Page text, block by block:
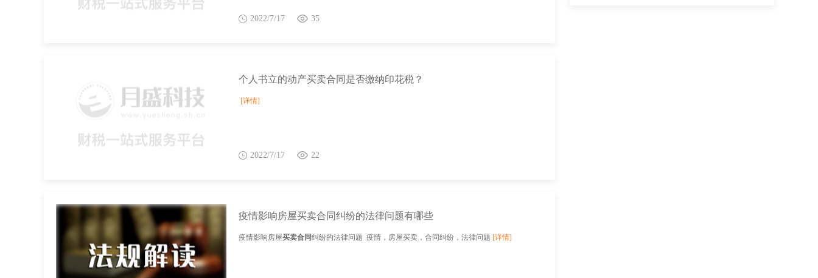
2022/7/17 35
个人书立的动产买卖合同是否缴纳印花税？
[详情]
2022/7/17 22
疫情影响房屋买卖合同纠纷的法律问题有哪些
疫情影响房屋买卖合同纠纷的法律问题 疫情，房屋买卖，合同纠纷，法律问题 [详情]